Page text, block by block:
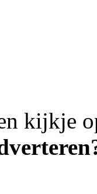
kijkje